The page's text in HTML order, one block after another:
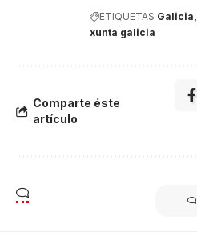
ETIQUETAS Galicia
xunta galicia
Comparte éste
artículo